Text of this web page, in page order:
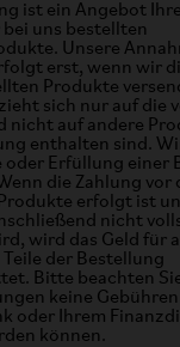
ist ein Angebot
bei uns bestellten
Unsere
erst, wenn wir
Produkte
sich nur auf die
nicht auf andere
enthalten sind.
oder Erfüllung einer
die Zahlung vor
erfolgt ist
nicht
wird das Geld für
der Bestellung
Bitte beachten
keine
oder Ihrem
können.